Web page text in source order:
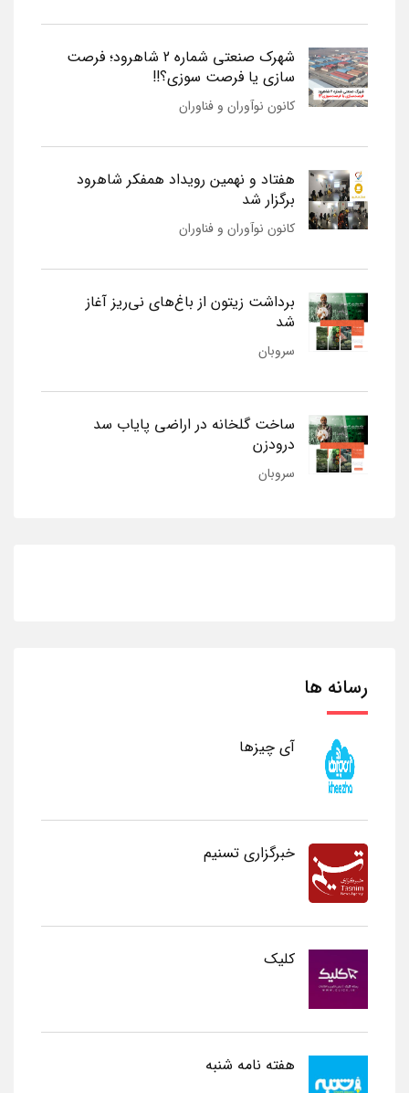
شهرک صنعتی شماره 2 شاهرود؛ فرصت
سازی یا فرصت سوزی؟!!
کانون نوآوران و فناوران
هفتاد و نهمین رویداد همفکر شاهرود
برگزار شد
کانون نوآوران و فناوران
برداشت زیتون از باغ‌های نی‌ریز آغاز
شد
سروبان
ساخت گلخانه در اراضی پایاب سد
درودزن
سروبان
رسانه ها
آی چیزها
خبرگزاری تسنیم
کلیک
هفته نامه شنبه